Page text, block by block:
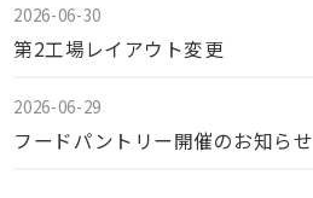
2026-06-30
第2工場レイアウト変更
2026-06-29
フードパントリー開催のお知らせ